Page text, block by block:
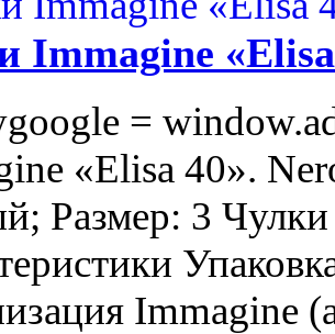
Immagine
=
«Elisa 40».
Размер: 3
Immagine